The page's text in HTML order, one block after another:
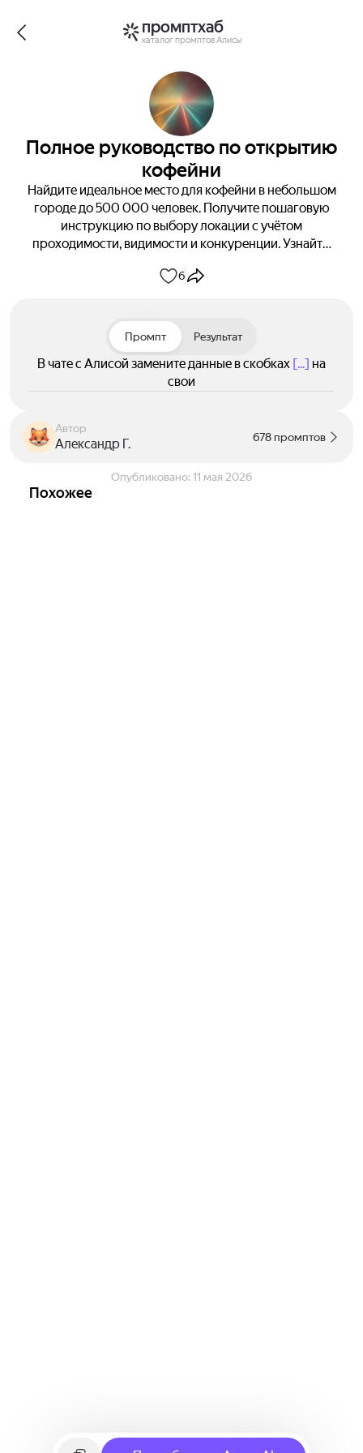
промптхаб
каталог промптов Алисы
Полное руководство по открытию
кофейни
Найдите идеальное место для кофейни в небольшом
городе до 500 000 человек. Получите пошаговую
инструкцию по выбору локации с учётом
проходимости, видимости и конкуренции. Узнайте,
затраты на открытие.
6
Промпт Результат
В чате с Алисой замените данные в скобках [...] на
свои
Автор
Александр Г. 678 промптов
Опубликовано: 11 мая 2026
Похожее